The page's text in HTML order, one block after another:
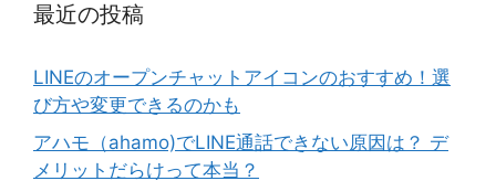
最近の投稿
LINEのオープンチャットアイコンのおすすめ！選
び方や変更できるのかも
アハモ（ahamo)でLINE通話できない原因は？ デ
メリットだらけって本当？